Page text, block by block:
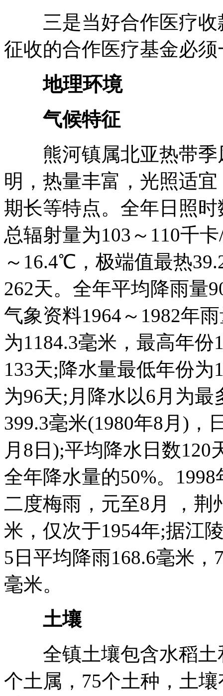
三是当好合作医疗收
征收的合作医疗基金必
地理环境
气候特征
熊河镇属北亚热带季
明，热量丰富，光照适
期长等特点。全年日照
总辐射量为103～110千
～16.4℃，极端值最热
262天。全年平均降雨量
气象资料1964～1982年
为1184.3毫米，最高年
133天;降水量最低年份为
为96天;月降水以6月为
399.3毫米(1980年8月)，
月8日);平均降水日数120
全年降水量的50%。
二度梅雨，元至8月 ，荆
米，仅次于1954年;据江
5日平均降雨168.6毫米
毫米。
土壤
全镇土壤包含水稻土
个土属，75个土种，土